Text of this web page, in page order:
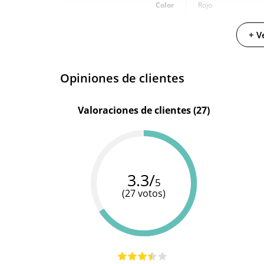
Color Rojo
100% sumergible
+
Opiniones de clientes
Valoraciones de clientes (27)
3.3/5
(27 votos)